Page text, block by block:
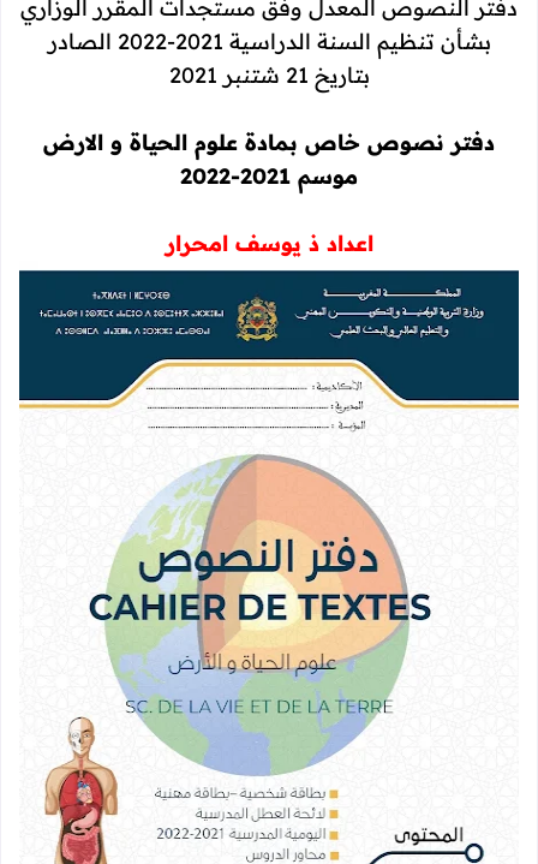
دفتر النصوص المعدل وفق مستجدات المقرر الوزاري
بشأن تنظيم السنة الدراسية 2021-2022 الصادر
بتاريخ 21 شتنبر 2021
دفتر نصوص خاص بمادة علوم الحياة و الارض
موسم 2021-2022
اعداد ذ يوسف امحرار